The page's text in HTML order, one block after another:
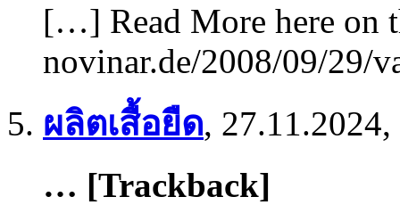
[…] Read More here on
novinar.de/2008/09/29/
ผลิตเสื้อยืด,
… [Trackback]